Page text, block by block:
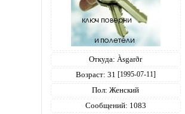
Откуда: Àsgarðr
Возраст: 31 [1995-07-11]
Пол: Женский
Сообщений: 1083